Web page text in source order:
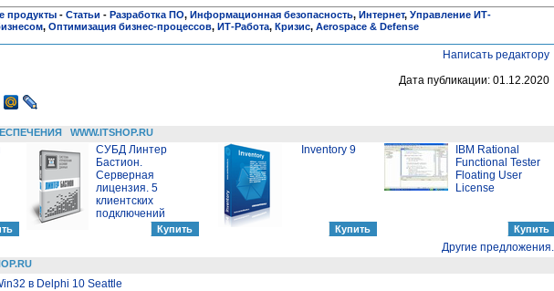
продукты - Статьи - Разработка ПО, Информационная безопасность, Интернет, Управление ИТ-
, Оптимизация бизнес-процессов, ИТ-Работа, Кризис, Aerospace & Defense
Написать редактору
Дата публикации: 01.12.2020
WWW.ITSHOP.RU
СУБД Линтер
Бастион.
Серверная
лицензия. 5
клиентских
подключений
Inventory 9
IBM Rational
Functional Tester
Floating User
License
Другие предложения...
в Delphi 10 Seattle